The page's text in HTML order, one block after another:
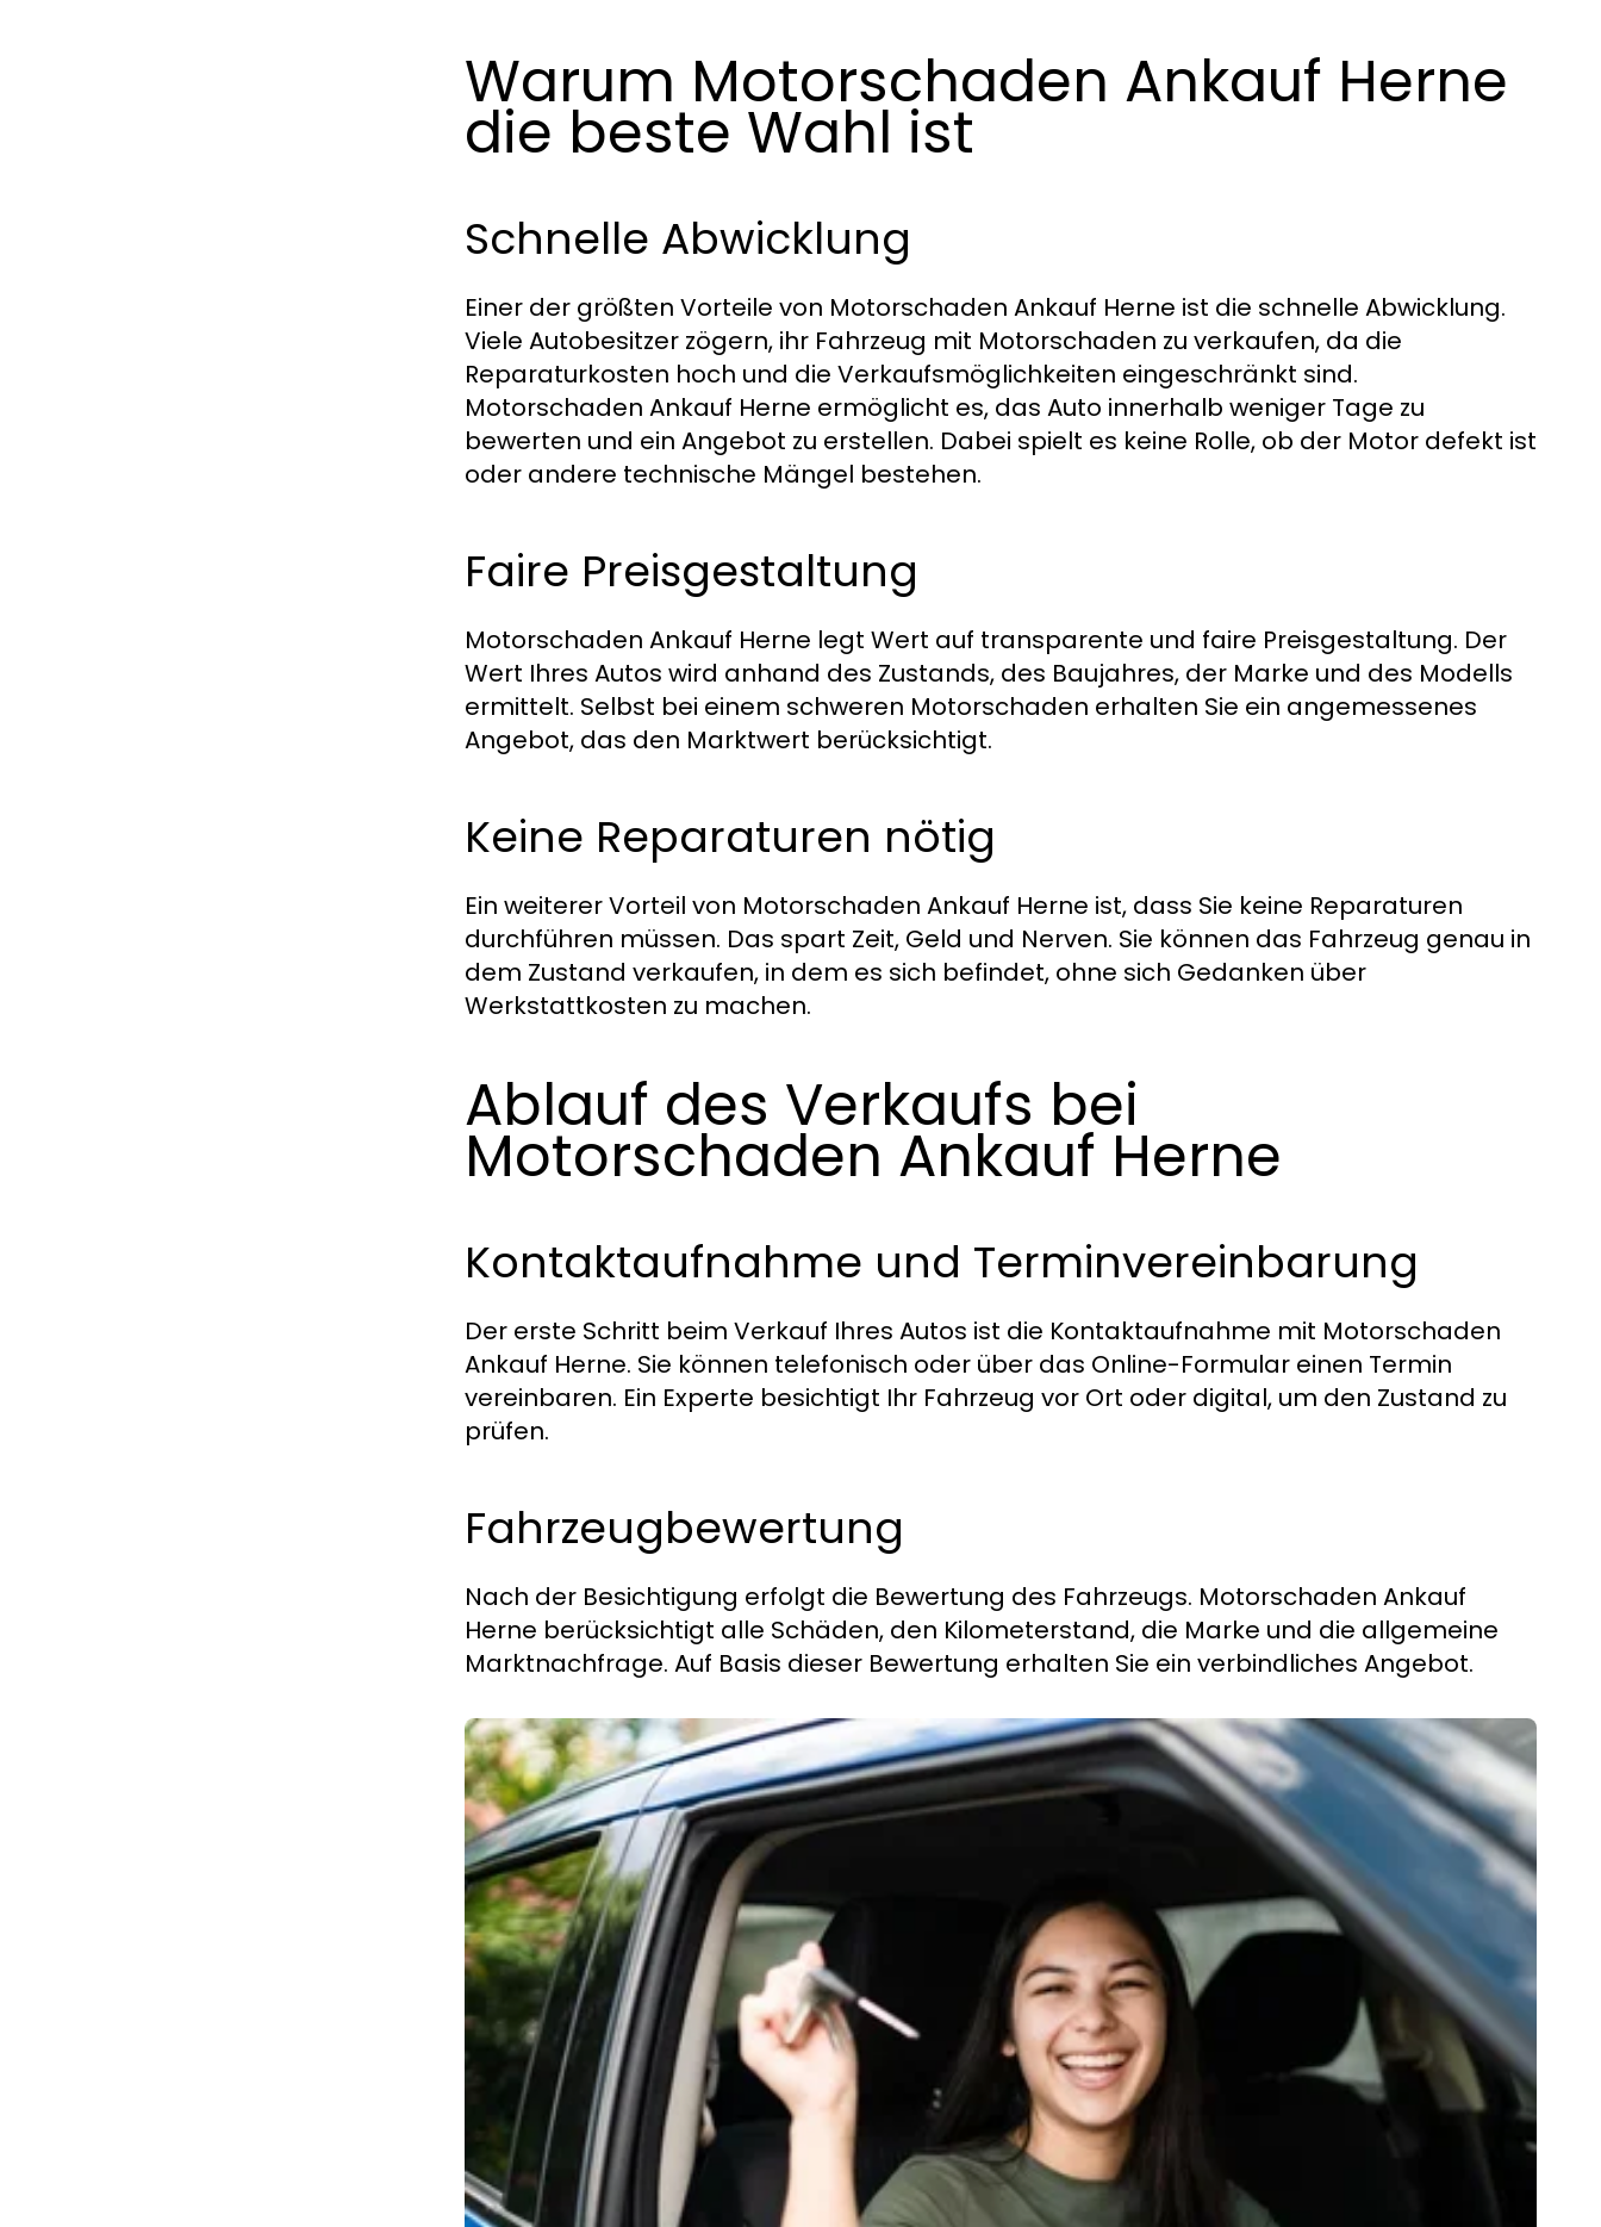
Warum Motorschaden Ankauf Herne
die beste Wahl ist
Schnelle Abwicklung
Einer der größten Vorteile von Motorschaden Ankauf Herne ist die schnelle Abwicklung.
Viele Autobesitzer zögern, ihr Fahrzeug mit Motorschaden zu verkaufen, da die
Reparaturkosten hoch und die Verkaufsmöglichkeiten eingeschränkt sind.
Motorschaden Ankauf Herne ermöglicht es, das Auto innerhalb weniger Tage zu
bewerten und ein Angebot zu erstellen. Dabei spielt es keine Rolle, ob der Motor defekt ist
oder andere technische Mängel bestehen.
Faire Preisgestaltung
Motorschaden Ankauf Herne legt Wert auf transparente und faire Preisgestaltung. Der
Wert Ihres Autos wird anhand des Zustands, des Baujahres, der Marke und des Modells
ermittelt. Selbst bei einem schweren Motorschaden erhalten Sie ein angemessenes
Angebot, das den Marktwert berücksichtigt.
Keine Reparaturen nötig
Ein weiterer Vorteil von Motorschaden Ankauf Herne ist, dass Sie keine Reparaturen
durchführen müssen. Das spart Zeit, Geld und Nerven. Sie können das Fahrzeug genau in
dem Zustand verkaufen, in dem es sich befindet, ohne sich Gedanken über
Werkstattkosten zu machen.
Ablauf des Verkaufs bei
Motorschaden Ankauf Herne
Kontaktaufnahme und Terminvereinbarung
Der erste Schritt beim Verkauf Ihres Autos ist die Kontaktaufnahme mit Motorschaden
Ankauf Herne. Sie können telefonisch oder über das Online-Formular einen Termin
vereinbaren. Ein Experte besichtigt Ihr Fahrzeug vor Ort oder digital, um den Zustand zu
prüfen.
Fahrzeugbewertung
Nach der Besichtigung erfolgt die Bewertung des Fahrzeugs. Motorschaden Ankauf
Herne berücksichtigt alle Schäden, den Kilometerstand, die Marke und die allgemeine
Marktnachfrage. Auf Basis dieser Bewertung erhalten Sie ein verbindliches Angebot.